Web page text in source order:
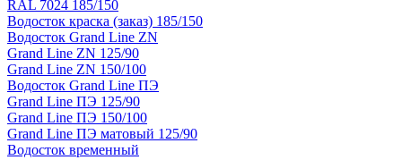
RAL 7024 185/150
Водосток краска (заказ) 185/150
Водосток Grand Line ZN
Grand Line ZN 125/90
Grand Line ZN 150/100
Водосток Grand Line ПЭ
Grand Line ПЭ 125/90
Grand Line ПЭ 150/100
Grand Line ПЭ матовый 125/90
Водосток временный